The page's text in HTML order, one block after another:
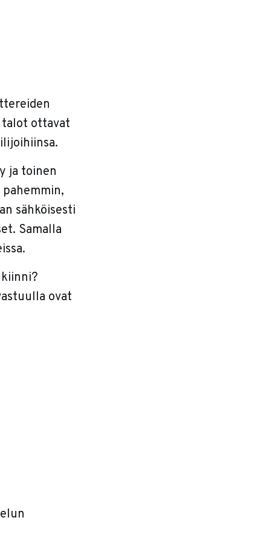
talot ottavat
ja toinen
sähköisesti
Samalla
ovat